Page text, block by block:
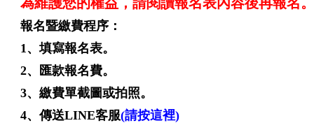
報名暨繳費程序：
1、填寫報名表。
2、匯款報名費。
3、繳費單截圖或拍照。
4、傳送LINE客服(請按這裡)